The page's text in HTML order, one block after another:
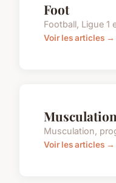
Foot
Football, Ligue 1
Voir les articles →
Musculation
Musculation,
Voir les articles →